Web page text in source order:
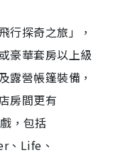
行探奇之旅」，
豪華套房以上級
露營帳篷裝備，
房間更有
，包括
、Life、